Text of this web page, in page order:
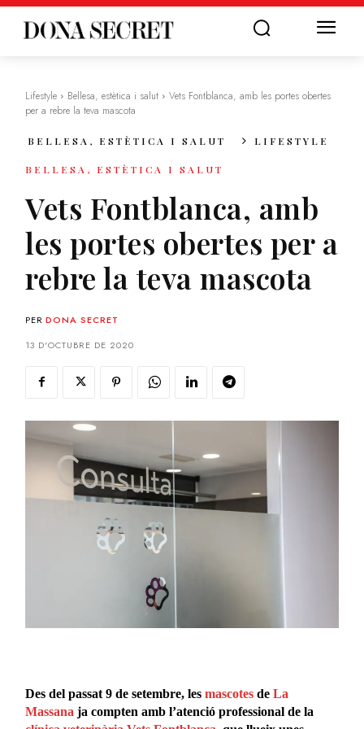
Lifestyle Bellesa, estètica i salut
Vets Fontblanca, amb les portes obertes
per a rebre la teva mascota
BELLESA, ESTÈTICA I SALUT LIFESTYLE
BELLESA, ESTÈTICA I SALUT
Vets Fontblanca, amb
les portes obertes per a
rebre la teva mascota
PER DONA SECRET
13 D'OCTUBRE DE 2020
Des del passat 9 de setembre, lesmascotes deLa
Massana ja compten amb l’atenció professional de la